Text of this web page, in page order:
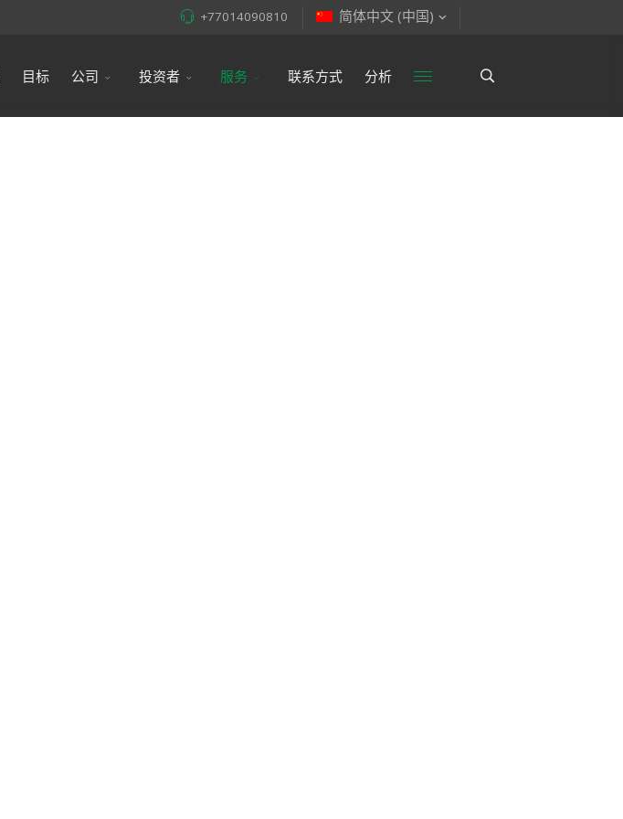
简体中文 (中国)
+77014090810
目标 公司 投资者 服务 联系方式 分析